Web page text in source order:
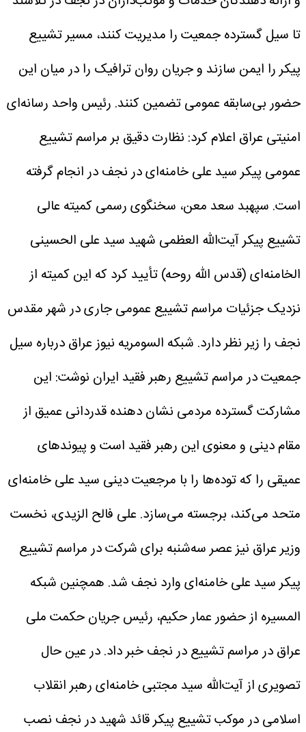
تا سیل گسترده جمعیت را مدیریت کنند، مسیر تشییع
پیکر را ایمن سازند و جریان روان ترافیک را در میان این
حضور بی‌سابقه عمومی تضمین کنند. رئیس واحد رسانه‌ای
امنیتی عراق اعلام کرد: نظارت دقیق بر مراسم تشییع
عمومی پیکر سید علی خامنه‌ای در نجف در انجام گرفته
است. سپهبد سعد معن، سخنگوی رسمی کمیته عالی
تشییع پیکر آیت‌الله العظمی شهید سید علی الحسینی
الخامنه‌ای (قدس الله روحه) تأیید کرد که این کمیته از
نزدیک جزئیات مراسم تشییع عمومی جاری در شهر مقدس
نجف را زیر نظر دارد. شبکه السومریه نیوز عراق درباره سیل
جمعیت در مراسم تشییع رهبر فقید ایران نوشت: این
مشارکت گسترده مردمی نشان دهنده قدردانی عمیق از
مقام دینی و معنوی این رهبر فقید است و پیوندهای
عمیقی را که توده‌ها را با مرجعیت دینی سید علی خامنه‌ای
متحد می‌کند، برجسته می‌سازد. علی فالح الزیدی، نخست
وزیر عراق نیز عصر سه‌شنبه برای شرکت در مراسم تشییع
پیکر سید علی خامنه‌ای وارد نجف شد. همچنین شبکه
المسیره از حضور عمار حکیم، رئیس جریان حکمت ملی
عراق در مراسم تشییع در نجف خبر داد.در عین حال
تصویری از آیت‌الله سید مجتبی خامنه‌ای رهبر انقلاب
اسلامی در موکب تشییع پیکر قائد شهید در نجف نصب